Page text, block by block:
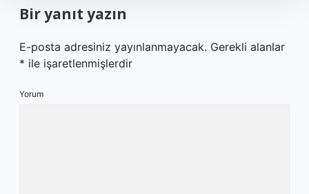
Bir yanıt yazın
E-posta adresiniz yayınlanmayacak. Gerekli alanlar
* ile işaretlenmişlerdir
Yorum